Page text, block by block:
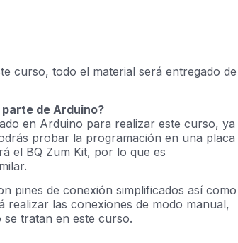
curso, todo el material será entregado de
de Arduino?
en Arduino para realizar este curso, ya
probar la programación en una placa
el BQ Zum Kit, por lo que es
pines de conexión simplificados así como
las conexiones de modo manual,
tratan en este curso.